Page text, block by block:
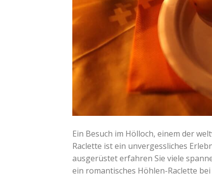
Ein Besuch im Hölloch, einem der
Raclette ist ein unvergessliches
ausgerüstet erfahren Sie viele
ein romantisches Höhlen-Raclette